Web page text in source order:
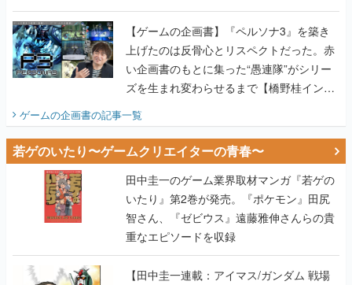
い企画書のもとに集った“愚連隊”がシリー
ズを生まれ変わらせるまで【橋野桂インタ
ビュー】
ゲームの企画書の記事一覧
若ゲのいたり〜ゲームクリエイターの青春〜
田中圭一のゲーム業界取材マンガ『若ゲの
いたり』第2巻が発売。『ポケモン』田尻
智さん、『ゼビウス』遠藤雅伸さんらの貴
重なエピソードを収録
【田中圭一連載：アイマス/ガンダム 戦場
の絆 編】わがままな王様のわがままなニー
ズを満たす！──小山順一朗が貫く姿勢に、
ゲームクリエイターとしての矜持を見た